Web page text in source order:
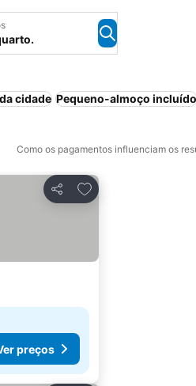
cidade Pequeno-almoço incluído
Como os pagamentos influenciam os
Partilhar
Adicionar aos
preços